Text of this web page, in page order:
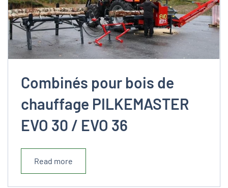
Combinés pour bois de
chauffage PILKEMASTER
EVO 30 / EVO 36
Read more